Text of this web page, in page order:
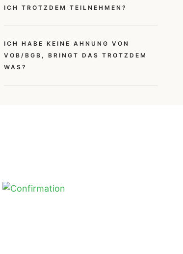
ICH TROTZDEM TEILNEHMEN?
ICH HABE KEINE AHNUNG VON
VOB/BGB, BRINGT DAS TROTZDEM
WAS?